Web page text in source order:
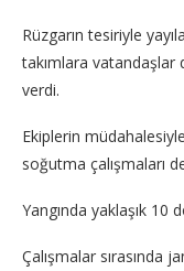
Rüzgarın tesiriyle
takımlara
verdi.
Ekiplerin
soğutma çalışmaları
Yangında yaklaşık 10
Çalışmalar sırasında